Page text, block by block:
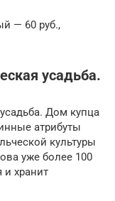
— 60 руб.,
усадьба.
Дом купца
атрибуты
культуры
уже более 100
и хранит